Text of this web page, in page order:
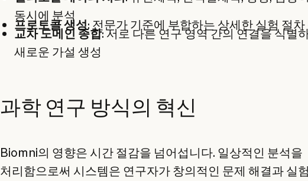
동시에 분석
프로토콜 생성: 전문가 기준에 부합하는 상세한 실험 절차
교차 도메인 종합: 서로 다른 연구 영역 간의 연결을 식별
새로운 가설 생성
과학 연구 방식의 혁신
Biomni의 영향은 시간 절감을 넘어섭니다. 일상적인 분석을
처리함으로써 시스템은 연구자가 창의적인 문제 해결과 실